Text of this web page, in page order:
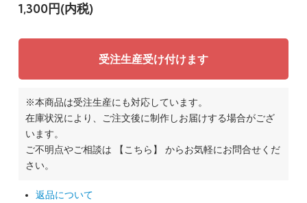
1,300円(内税)
受注生産受け付けます
※本商品は受注生産にも対応しています。
在庫状況により、ご注文後に制作しお届けする場合がござ
います。
ご不明点やご相談は
【こちら】
からお気軽にお問合せくだ
さい。
返品について